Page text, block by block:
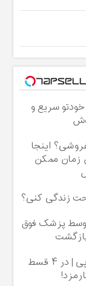
سریع و
اینجا
زمان ممکن
زندگی کنی؟
پزشک فوق
خرید موبایل با اسنپ پی | در ۴ قسط